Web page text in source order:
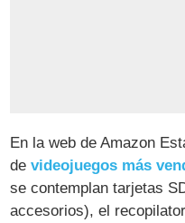
En la web de Amazon
devideojuegos más
se contemplan tarjetas
accesorios), el